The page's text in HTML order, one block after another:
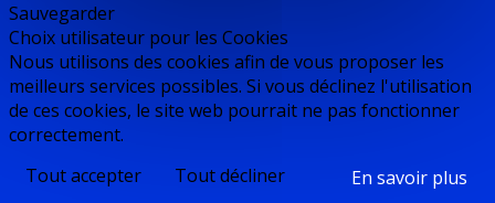
Sauvegarder
Choix utilisateur pour les Cookies
Nous utilisons des cookies afin de vous proposer les
meilleurs services possibles. Si vous déclinez l'utilisation
de ces cookies, le site web pourrait ne pas fonctionner
correctement.
Tout accepter
Tout décliner
En savoir plus